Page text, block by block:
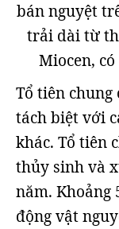
bán nguyệt
trải dài từ
Miocen,
Tổ tiên
tách biệt với
khác. Tổ tiên
thủy sinh và
năm. Khoảng
động vật